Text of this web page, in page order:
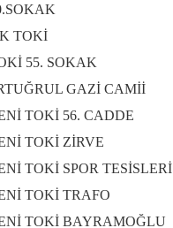
TOKİ
55. SOKAK
GAZİ CAMİİ
TOKİ 56. CADDE
TOKİ ZİRVE
TOKİ SPOR TESİSLERİ
TOKİ TRAFO
TOKİ BAYRAMOĞLU